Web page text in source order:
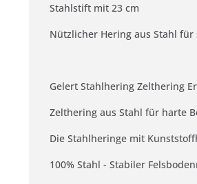
Stahlstift mit 23 cm
Nützlicher Hering aus Stahl für
Gelert Stahlhering Zelthering
Zelthering aus Stahl für harte
Die Stahlheringe mit
100% Stahl - Stabiler